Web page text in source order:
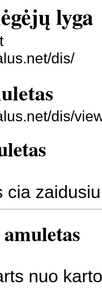
lyga
dis/
dis/
cia
nuo